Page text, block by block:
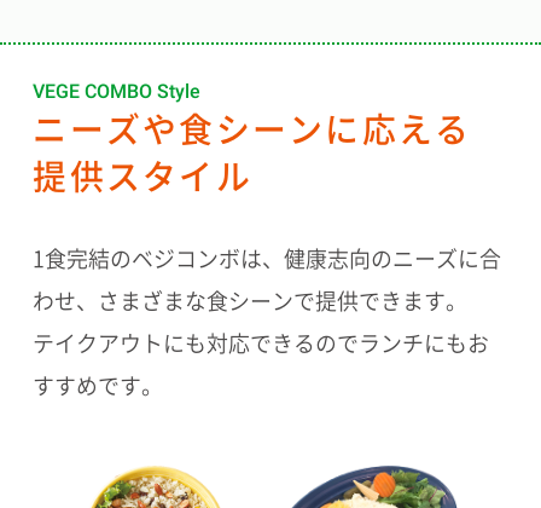
VEGE COMBO Style
ニーズや食シーンに応える
提供スタイル
1食完結のベジコンボは、健康志向のニーズに合
わせ、さまざまな食シーンで提供できます。
テイクアウトにも対応できるのでランチにもお
すすめです。